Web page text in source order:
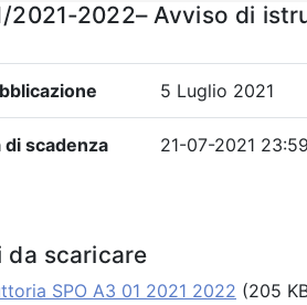
2021-2022– Avviso di
5 Luglio 2021
di scadenza 21-07-2021 23:59
da scaricare
SPO A3 01 2021 2022 (205